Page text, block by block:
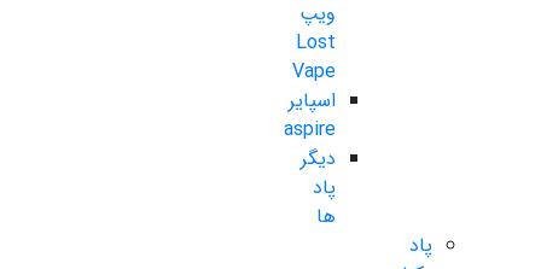
ویپ
Lost
Vape
اسپایر
aspire
دیگر
پاد
ها
پاد